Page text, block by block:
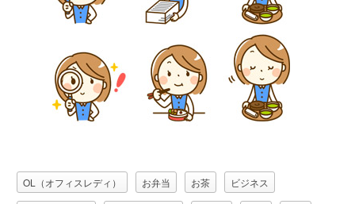
OL（オフィスレディ） お弁当 お茶 ビジネス